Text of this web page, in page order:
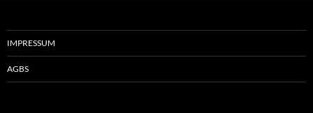
IMPRESSUM
AGBS